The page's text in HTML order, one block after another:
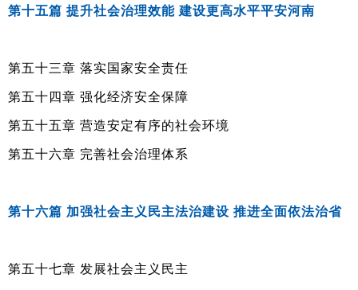
第十五篇 提升社会治理效能 建设更高水平平安河南
第五十三章 落实国家安全责任
第五十四章 强化经济安全保障
第五十五章 营造安定有序的社会环境
第五十六章 完善社会治理体系
第十六篇 加强社会主义民主法治建设 推进全面依法治省
第五十七章 发展社会主义民主